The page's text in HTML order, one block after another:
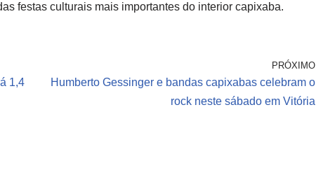
festas culturais mais importantes do interior capixaba.
1,4
PRÓXIMO
Humberto Gessinger e bandas capixabas celebram o
rock neste sábado em Vitória